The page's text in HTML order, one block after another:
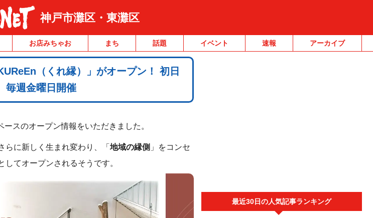
神戸市灘区・東灘区
お店みちゃお まち 話題 イベント 速報 アーカイブ
（くれ縁）」がオープン！ 初日
毎週金曜日開催
スのオープン情報をいただきました。
らに新しく生まれ変わり、「地域の縁側 」をコンセ
してオープンされるそうです。
最近30日の人気記事ランキング